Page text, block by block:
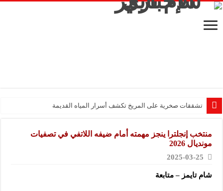
تشققات صخرية على المريخ تكشف أسرار المياه القديمة
منتخب إنجلترا ينجز مهمته أمام ضيفه اللاتفي في تصفيات
مونديال 2026
2025-03-25
شام تايمز – متابعة